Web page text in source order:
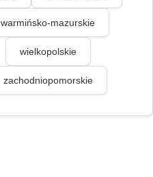
warmińsko-mazurskie
wielkopolskie
zachodniopomorskie